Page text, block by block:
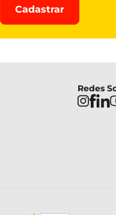
Cadastrar
Redes